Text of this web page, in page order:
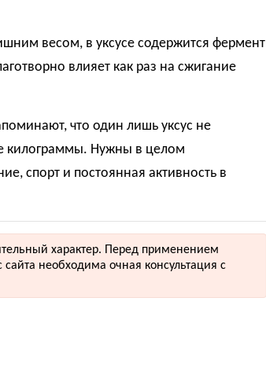
весом, в уксусе содержится фермент
влияет как раз на сжигание
что один лишь уксус не
килограммы. Нужны в целом
спорт и постоянная активность в
характер. Перед применением
необходима очная консультация с